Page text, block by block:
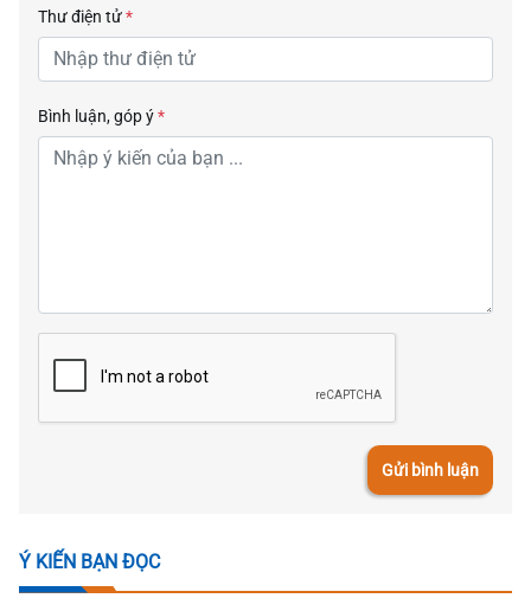
Thư điện tử*
Bình luận, góp ý*
Gửi bình luận
Ý KIẾN BẠN ĐỌC